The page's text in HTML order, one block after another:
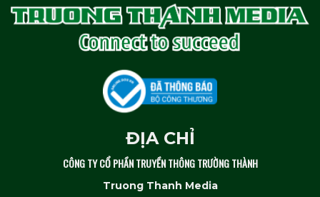
ĐỊA CHỈ
CÔNG TY CỔ PHẦN TRUYỀN THÔNG TRƯỜNG THÀNH
Truong Thanh Media